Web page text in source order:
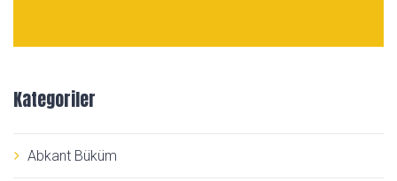
Kategoriler
Abkant Büküm